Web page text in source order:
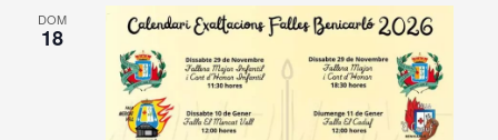
DOM
18